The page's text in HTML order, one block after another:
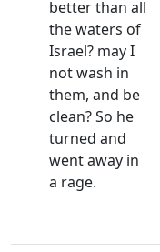
better than all
the waters of
Israel? may I
not wash in
them, and be
clean? So he
turned and
went away in
a rage.